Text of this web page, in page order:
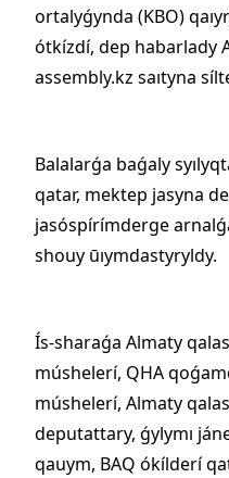
ortalyǵynda (KBO)
ótkízdí, dep habarlady
assembly.kz saıtyna
Balalarǵa baǵaly
qatar, mektep jasyna
jasóspírímderge
shouy ūıymdastyryldy.
Ís-sharaǵa Almaty
múshelerí, QHA
múshelerí, Almaty
deputattary, ǵylymı
qauym, BAQ ókílderí